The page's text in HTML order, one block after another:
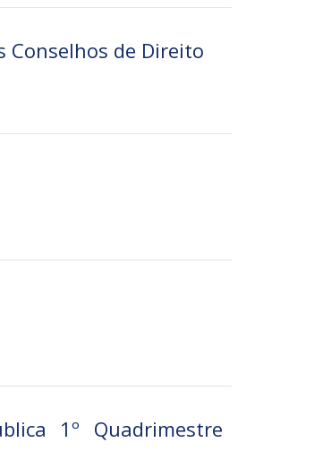
Conselhos de Direito
1º Quadrimestre